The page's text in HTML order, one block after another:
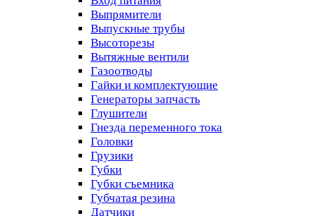
Выпрямители
Выпускные трубы
Высоторезы
Вытяжные вентили
Газоотводы
Гайки и комплектующие
Генераторы запчасть
Глушители
Гнезда переменного тока
Головки
Грузики
Губки
Губки съемника
Губчатая резина
Датчики